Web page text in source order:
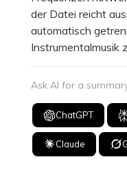
der Datei reicht
automatisch
Instrumentalmusik
Ask AI for a
ChatGPT
Claude